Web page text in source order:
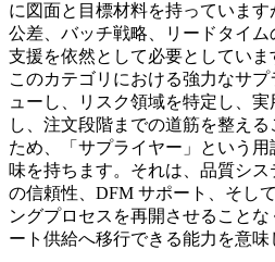
に図面と目標材料を持っていま
公差、バッチ戦略、リードタイ
支援を依然として必要としていま
このカテゴリにおける強力なサ
ューし、リスク領域を特定し、
し、注文段階までの道筋を整え
ため、「サプライヤー」という
味を持ちます。それは、品質シ
の信頼性、DFM サポート、そし
ングプロセスを再開させること
ート供給へ移行できる能力を意味